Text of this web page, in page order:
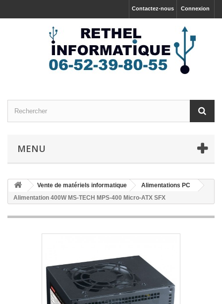
Connexion
Contactez-nous
MENU
Vente de matériels informatique
Alimentations PC
Alimentation 400W MS-TECH MPS-400 Micro-ATX SFX